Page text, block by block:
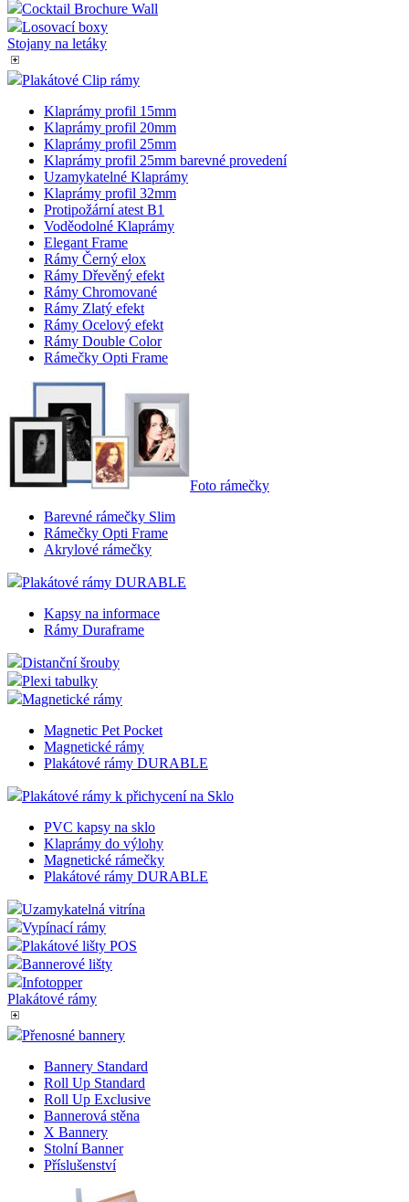
Cocktail Brochure Wall
Losovací boxy
Stojany na letáky
Plakátové Clip rámy
Klaprámy profil 15mm
Klaprámy profil 20mm
Klaprámy profil 25mm
Klaprámy profil 25mm barevné provedení
Uzamykatelné Klaprámy
Klaprámy profil 32mm
Protipožární atest B1
Voděodolné Klaprámy
Elegant Frame
Rámy Černý elox
Rámy Dřevěný efekt
Rámy Chromované
Rámy Zlatý efekt
Rámy Ocelový efekt
Rámy Double Color
Rámečky Opti Frame
Foto rámečky
Barevné rámečky Slim
Rámečky Opti Frame
Akrylové rámečky
Plakátové rámy DURABLE
Kapsy na informace
Rámy Duraframe
Distanční šrouby
Plexi tabulky
Magnetické rámy
Magnetic Pet Pocket
Magnetické rámy
Plakátové rámy DURABLE
Plakátové rámy k přichycení na Sklo
PVC kapsy na sklo
Klaprámy do výlohy
Magnetické rámečky
Plakátové rámy DURABLE
Uzamykatelná vitrína
Vypínací rámy
Plakátové lišty POS
Bannerové lišty
Infotopper
Plakátové rámy
Přenosné bannery
Bannery Standard
Roll Up Standard
Roll Up Exclusive
Bannerová stěna
X Bannery
Stolní Banner
Příslušenství